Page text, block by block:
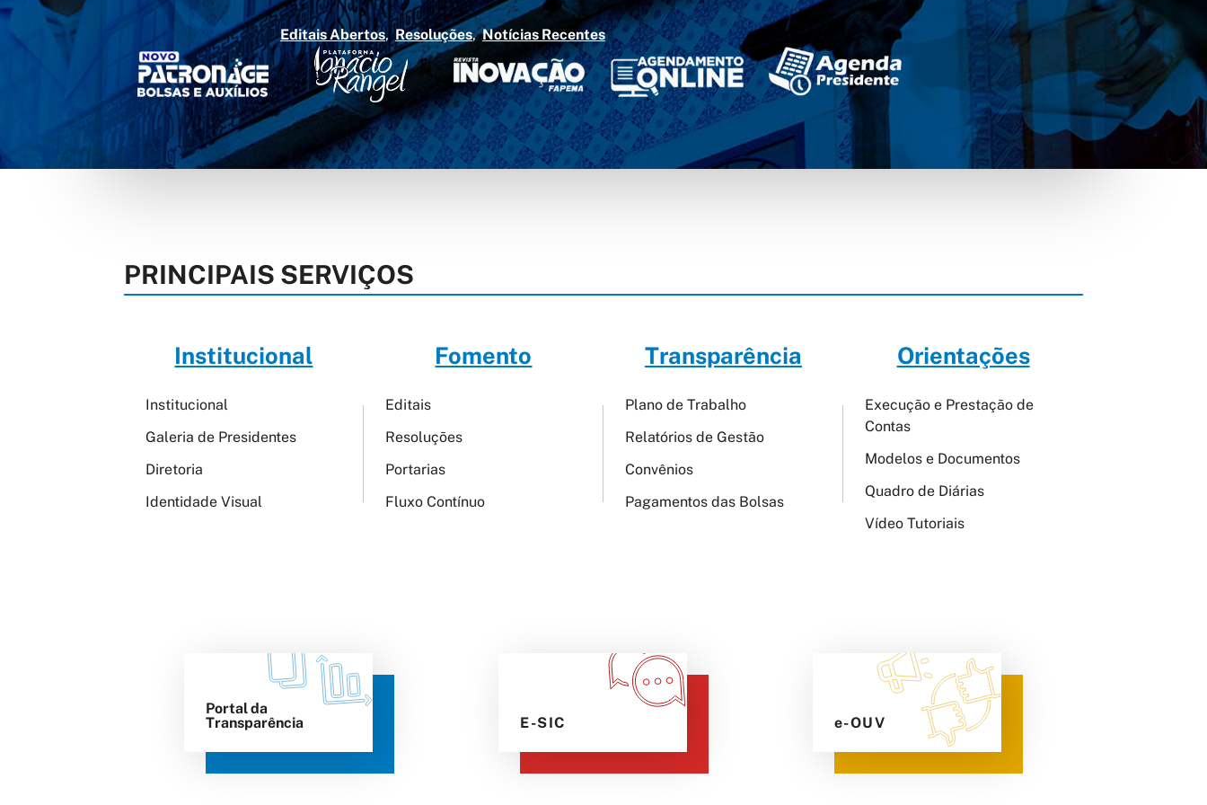
Editais Abertos Resoluções Notícias Recentes
PRINCIPAIS SERVIÇOS
Institucional
Institucional
Galeria de Presidentes
Diretoria
Identidade Visual
Fomento
Editais
Resoluções
Portarias
Fluxo Contínuo
Transparência
Plano de Trabalho
Relatórios de Gestão
Convênios
Pagamentos das Bolsas
Orientações
Execução e Prestação de
Contas
Modelos e Documentos
Quadro de Diárias
Vídeo Tutoriais
Portal da
Transparência
E-SIC e-OUV